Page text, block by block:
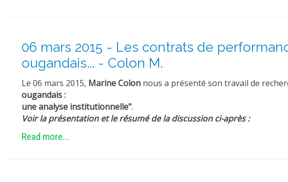
06 mars 2015 - Les contrats de
ougandais... - Colon M.
Le 06 mars 2015, Marine Colon nous a présenté son travail de
ougandais :
une analyse institutionnelle".
Voir la présentation et le résumé de la discussion ci-après :
Read more...